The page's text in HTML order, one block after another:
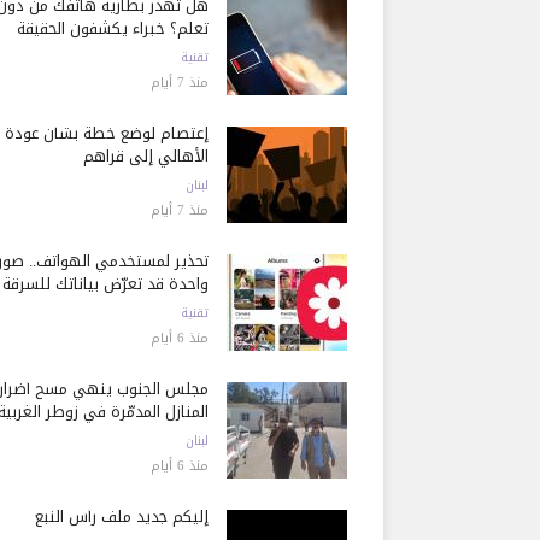
تعلم؟ خبراء يكشفون الحقيقة
تقنية
منذ 7 أيام
إعتصام لوضع خطة بشأن عودة
الأهالي إلى قراهم
لبنان
منذ 7 أيام
تحذير لمستخدمي الهواتف..
واحدة قد تعرّض بياناتك للسرقة
تقنية
منذ 6 أيام
مجلس الجنوب ينهي مسح أضرار
المنازل المدمّرة في زوطر الغربية
لبنان
منذ 6 أيام
إليكم جديد ملف رأس النبع